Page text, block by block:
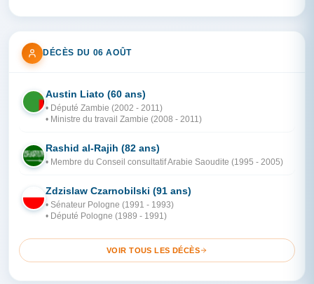
DÉCÈS DU 06 AOÛT
ZA
Austin Liato (60 ans)
• Député Zambie (2002 - 2011)
• Ministre du travail Zambie (2008 - 2011)
AR
Rashid al-Rajih (82 ans)
• Membre du Conseil consultatif Arabie Saoudite (1995 - 2005)
PO
Zdzislaw Czarnobilski (91 ans)
• Sénateur Pologne (1991 - 1993)
• Député Pologne (1989 - 1991)
VOIR TOUS LES DÉCÈS